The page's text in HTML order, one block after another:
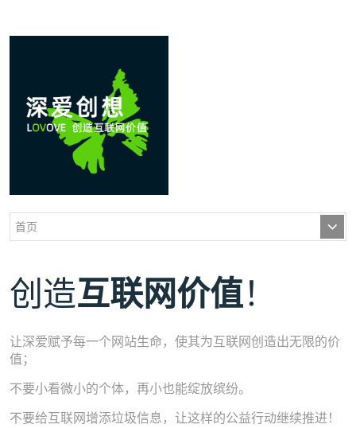
创造互联网价值！
让深爱赋予每一个网站生命，使其为互联网创造出无限的价
值；
不要小看微小的个体，再小也能绽放缤纷。
不要给互联网增添垃圾信息，让这样的公益行动继续推进！